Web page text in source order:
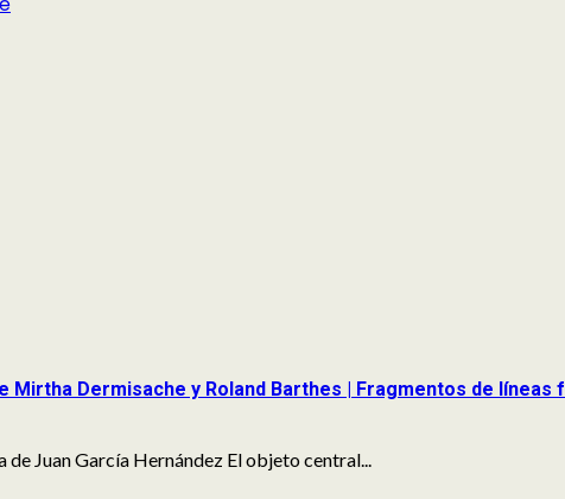
Dermisache y Roland Barthes | Fragmentos de líneas
Juan García Hernández El objeto central...